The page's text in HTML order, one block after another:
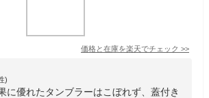
価格と在庫を楽天でチェック >>
)
に優れたタンブラーはこぼれず、蓋付き